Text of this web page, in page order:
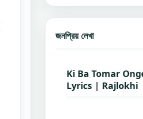
জনপ্রিয় লেখা
Ki Ba Tomar
Lyrics | Rajlokhi